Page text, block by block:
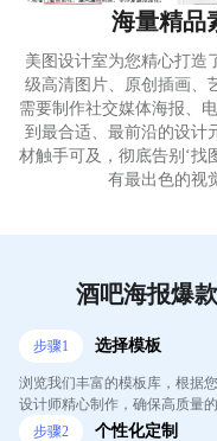
海量精品
美图设计室为您精心打造
级高清图片、原创插画、
需要制作社交媒体海报、
到最合适、最前沿的设计
材触手可及，彻底告别‘找
有最出色的视
酒吧海报爆
步骤1 选择模板
浏览我们丰富的模板库，根据
设计师精心制作，确保高质量的
步骤2 个性化定制